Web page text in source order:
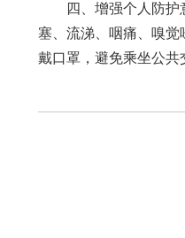
四、增强个人防
塞、流涕、咽痛、嗅
戴口罩，避免乘坐公共